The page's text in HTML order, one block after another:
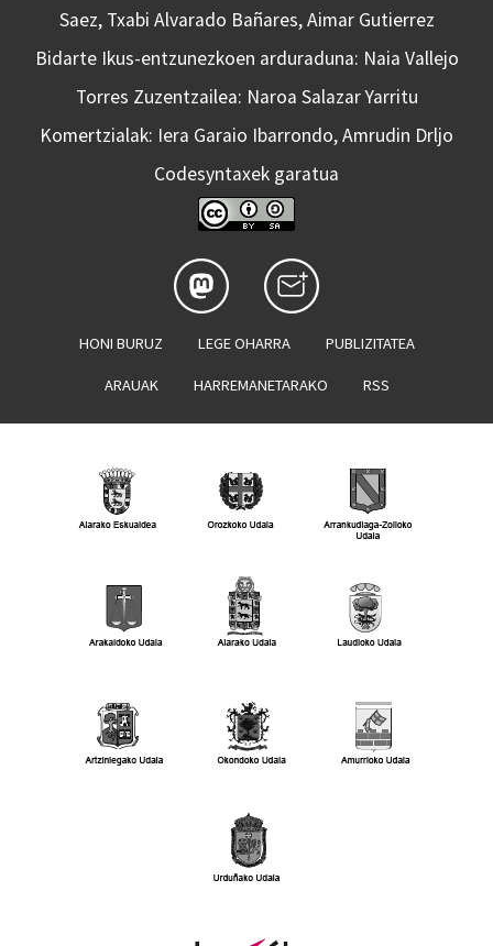
Saez, Txabi Alvarado Bañares, Aimar Gutierrez
Bidarte Ikus-entzunezkoen arduraduna: Naia Vallejo
Torres Zuzentzailea: Naroa Salazar Yarritu
Komertzialak: Iera Garaio Ibarrondo, Amrudin Drljo
Codesyntaxek garatua
HONI BURUZ LEGE OHARRA PUBLIZITATEA
ARAUAK HARREMANETARAKO RSS